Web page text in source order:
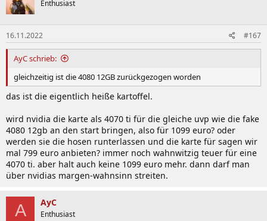
i
o
n
e
n
:
Enthusiast
16.11.2022 #167
AyC schrieb:
gleichzeitig ist die 4080 12GB zurückgezogen worden
das ist die eigentlich heiße kartoffel.
wird nvidia die karte als 4070 ti für die gleiche uvp wie die fake
4080 12gb an den start bringen, also für 1099 euro? oder
werden sie die hosen runterlassen und die karte für sagen wir
mal 799 euro anbieten? immer noch wahnwitzig teuer für eine
4070 ti. aber halt auch keine 1099 euro mehr. dann darf man
über nvidias margen-wahnsinn streiten.
A AyC
Enthusiast